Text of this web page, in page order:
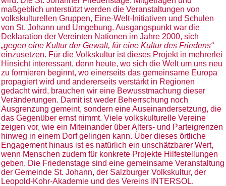
maßgeblich unterstützt werden die Veranstaltungen von
volkskulturellen Gruppen, Eine-Welt-Initiativen und Schulen
von St. Johann und Umgebung. Ausgangspunkt war die
Deklaration der Vereinten Nationen im Jahre 2000, sich
„gegen eine Kultur der Gewalt, für eine Kultur des Friedens“
einzusetzen. Für die Volkskultur ist dieses Projekt in mehrerlei
Hinsicht interessant, denn heute, wo sich die Welt um uns neu
zu formieren beginnt, wo einerseits das gemeinsame Europa
propagiert wird und andererseits verstärkt in Regionen
gedacht wird, brauchen wir eine Bewusstmachung dieser
Veränderungen. Damit ist weder Beherrschung noch
Ausgrenzung gemeint, sondern eine Auseinandersetzung, die
das Gegenüber ernst nimmt. Viele volkskulturelle Vereine
zeigen vor, wie ein Miteinander über Alters- und Parteigrenzen
hinweg in einem Dorf gelingen kann. Über dieses örtliche
Engagement hinaus ist es natürlich ein unschätzbarer Wert,
wenn Menschen zudem für konkrete Projekte Hilfestellungen
geben. Die Friedenstage sind eine gemeinsame Veranstaltung
der Gemeinde St. Johann, der Salzburger Volkskultur, der
Leopold-Kohr-Akademie und des Vereins INTERSOL.